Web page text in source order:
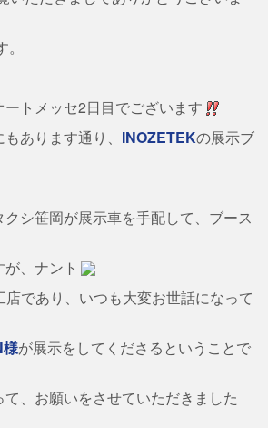
トメッセ2日目でございます
あります通り、 INOZETEKの展示ブ
シ笹岡が展示車を手配して、ブース
、ナント
であり、いつも大変お世話になって
が展示をしてくださるということで
、お願いをさせていただきました